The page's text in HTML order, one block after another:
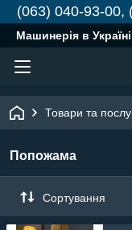
(063) 040-93-00,
Машинерія в Україні
Товари та
Попожама
Сортування